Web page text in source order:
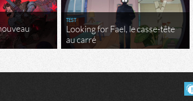
TEST
Looking for Fael, le casse-tête
au carré